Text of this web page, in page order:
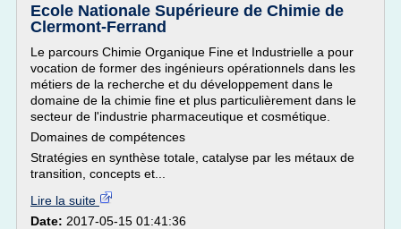
Ecole Nationale Supérieure de Chimie de
Clermont-Ferrand
Le parcours Chimie Organique Fine et Industrielle a pour
vocation de former des ingénieurs opérationnels dans les
métiers de la recherche et du développement dans le
domaine de la chimie fine et plus particulièrement dans le
secteur de l'industrie pharmaceutique et cosmétique.
Domaines de compétences
Stratégies en synthèse totale, catalyse par les métaux de
transition, concepts et...
Lire la suite
Date: 2017-05-15 01:41:36